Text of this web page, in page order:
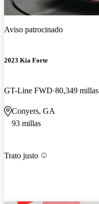
Aviso patrocinado
2023 Kia Forte
GT-Line FWD 80,349 millas
Conyers, GA
93 millas
Trato justo